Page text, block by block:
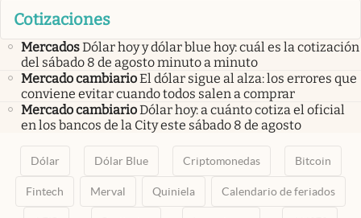
Cotizaciones
MercadosDólar hoy y dólar blue hoy: cuál es la cotización
del sábado 8 de agosto minuto a minuto
Mercado cambiarioEl dólar sigue al alza: los errores que
conviene evitar cuando todos salen a comprar
Mercado cambiarioDólar hoy: a cuánto cotiza el oficial
en los bancos de la City este sábado 8 de agosto
Dólar Dólar Blue Criptomonedas Bitcoin
Fintech Merval Quiniela Calendario de feriados